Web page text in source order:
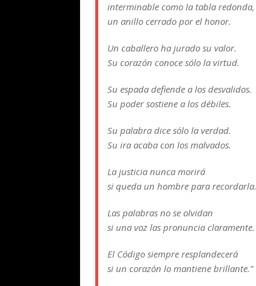
interminable como la tabla redonda,
un anillo cerrado por el honor.
Un caballero ha jurado su valor.
Su corazón conoce sólo la virtud.
Su espada defiende a los desvalidos.
Su poder sostiene a los débiles.
Su palabra dice sólo la verdad.
Su ira acaba con los malvados.
La justicia nunca morirá
si queda un hombre para recordarla.
Las palabras no se olvidan
si una voz las pronuncia claramente.
El Código siempre resplandecerá
si un corazón lo mantiene brillante.”